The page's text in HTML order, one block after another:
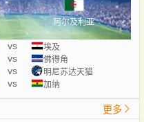
阿尔及利亚
vs
埃及
vs
佛得角
vs
明尼苏达天猫
vs 加纳
更多